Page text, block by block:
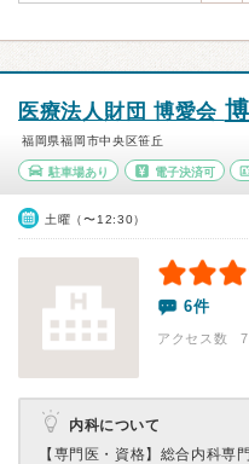
医療法人財団 博愛会
福岡県福岡市中央区笹丘
駐車場あり 電子決済可
土曜（〜12:30）
6件
アクセス数 7
内科について
【専門医・資格】 総合内科専